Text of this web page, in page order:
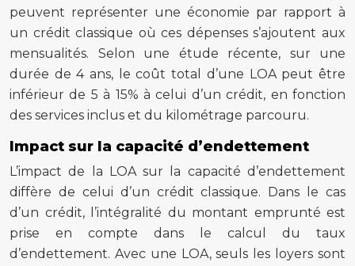
peuvent représenter une économie par rapport à
un crédit classique où ces dépenses s’ajoutent aux
mensualités. Selon une étude récente, sur une
durée de 4 ans, le coût total d’une LOA peut être
inférieur de 5 à 15% à celui d’un crédit, en fonction
des services inclus et du kilométrage parcouru.
Impact sur la capacité d’endettement
L’impact de la LOA sur la capacité d’endettement
diffère de celui d’un crédit classique. Dans le cas
d’un crédit, l’intégralité du montant emprunté est
prise en compte dans le calcul du taux
d’endettement. Avec une LOA, seuls les loyers sont